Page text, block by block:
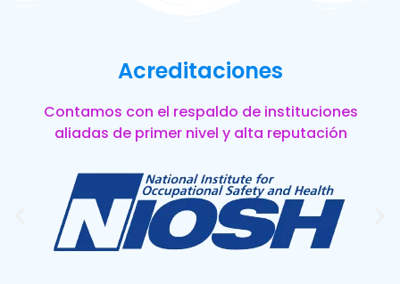
Acreditaciones
Contamos con el respaldo de instituciones
aliadas de primer nivel y alta reputación